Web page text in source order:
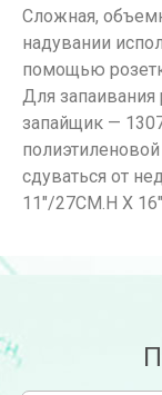
Сложная,
надувании
помощью
Для запаивания
запайщик —
сдуваться от
11″/27CM.H X